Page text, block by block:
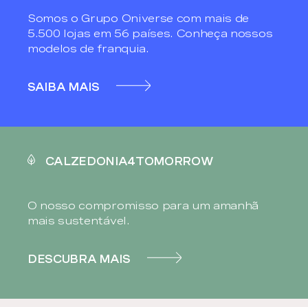
Somos o Grupo Oniverse com mais de
5.500 lojas em 56 países. Conheça nossos
modelos de franquia.
SAIBA MAIS
CALZEDONIA4TOMORROW
O nosso compromisso para um amanhã
mais sustentável.
DESCUBRA MAIS